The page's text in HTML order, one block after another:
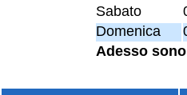
Sabato
Domenica
Adesso